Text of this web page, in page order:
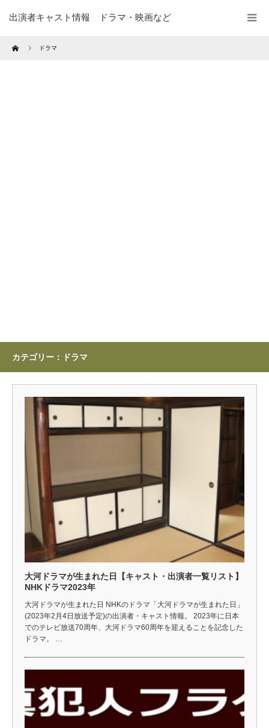
出演者キャスト情報 ドラマ・映画など
Home ドラマ
カテゴリー：ドラマ
大河ドラマが生まれた日【キャスト・出演者一覧リスト】
NHKドラマ2023年
大河ドラマが生まれた日 NHKのドラマ「大河ドラマが生まれた日」
(2023年2月4日放送予定)の出演者・キャスト情報。 2023年に日本
でのテレビ放送70周年、大河ドラマ60周年を迎えることを記念した
ドラマ。 …